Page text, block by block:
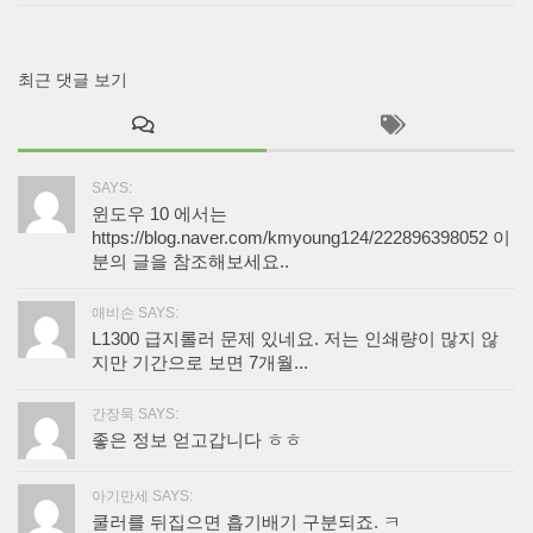
최근 댓글 보기
SAYS:
윈도우 10 에서는
https://blog.naver.com/kmyoung124/222896398052 이
분의 글을 참조해보세요..
애비손 SAYS:
L1300 급지롤러 문제 있네요. 저는 인쇄량이 많지 않
지만 기간으로 보면 7개월...
간장묵 SAYS:
좋은 정보 얻고갑니다 ㅎㅎ
아기만세 SAYS:
쿨러를 뒤집으면 흡기배기 구분되죠. ㅋ